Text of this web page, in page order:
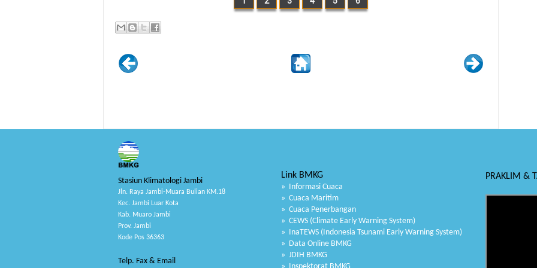
Stasiun Klimatologi Jambi
Jln. Raya Jambi-Muara Bulian KM.18
Kec. Jambi Luar Kota
Kab. Muaro Jambi
Prov. Jambi
Kode Pos 36363
Telp. Fax & Email
Link BMKG
» Informasi Cuaca
» Cuaca Maritim
» Cuaca Penerbangan
» CEWS (Climate Early Warning System)
» InaTEWS (Indonesia Tsunami Early Warning System)
» Data Online BMKG
» JDIH BMKG
PRAKLIM &